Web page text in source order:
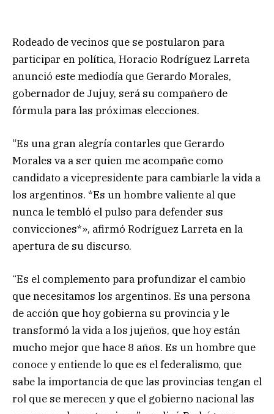
Rodeado de vecinos que se postularon para
participar en política, Horacio Rodríguez Larreta
anunció este mediodía que Gerardo Morales,
gobernador de Jujuy, será su compañero de
fórmula para las próximas elecciones.
“Es una gran alegría contarles que Gerardo
Morales va a ser quien me acompañe como
candidato a vicepresidente para cambiarle la vida a
los argentinos. *Es un hombre valiente al que
nunca le tembló el pulso para defender sus
convicciones*», afirmó Rodríguez Larreta en la
apertura de su discurso.
“Es el complemento para profundizar el cambio
que necesitamos los argentinos. Es una persona
de acción que hoy gobierna su provincia y le
transformó la vida a los jujeños, que hoy están
mucho mejor que hace 8 años. Es un hombre que
conoce y entiende lo que es el federalismo, que
sabe la importancia de que las provincias tengan el
rol que se merecen y que el gobierno nacional las